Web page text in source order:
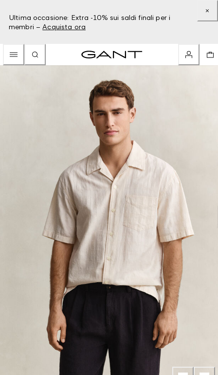
Ultima occasione: Extra -10% sui saldi finali per i
membri – Acquista ora